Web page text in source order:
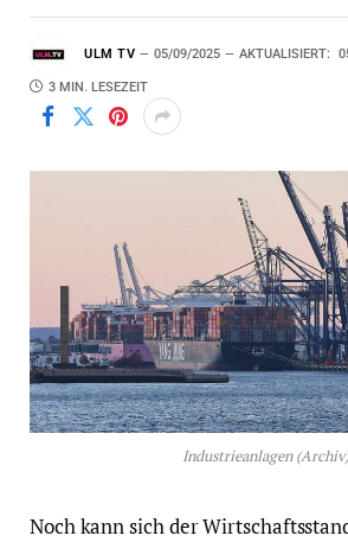
ULM TV 05/09/2025 AKTUALISIERT:
3 MIN. LESEZEIT
Industrieanlagen (Archiv)
Noch kann sich der